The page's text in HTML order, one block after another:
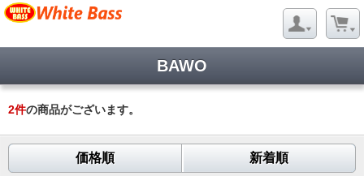
BAWO
2件の商品がございます。
価格順 新着順